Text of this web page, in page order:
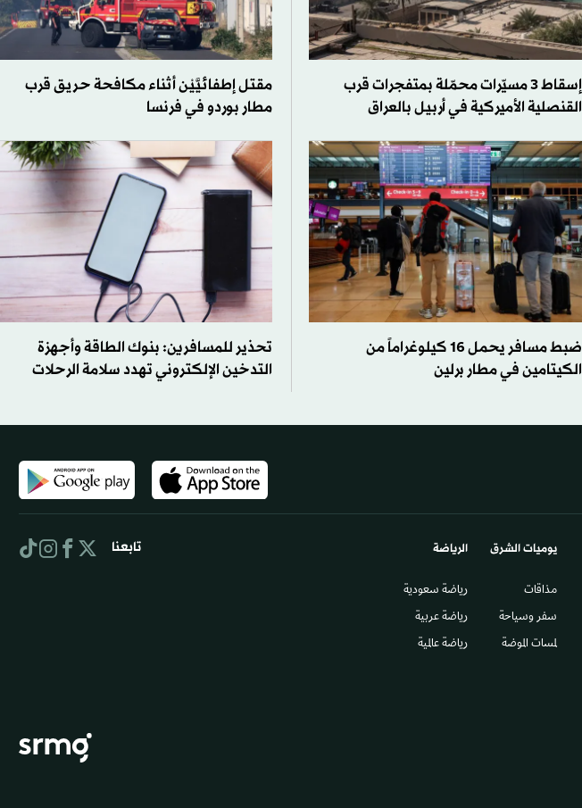
إسقاط 3 مسيّرات محمّلة بمتفجرات قرب
القنصلية الأميركية في أربيل بالعراق
مقتل إطفائيَّيْن أثناء مكافحة حريق قرب
مطار بوردو في فرنسا
ضبط مسافر يحمل 16 كيلوغراماً من
الكيتامين في مطار برلين
تحذير للمسافرين: بنوك الطاقة وأجهزة
التدخين الإلكتروني تهدد سلامة الرحلات
يوميات الشرق​
مذاقات
سفر وسياحة
لمسات الموضة
الرياضة
رياضة سعودية
رياضة عربية
رياضة عالمية
تابعنا